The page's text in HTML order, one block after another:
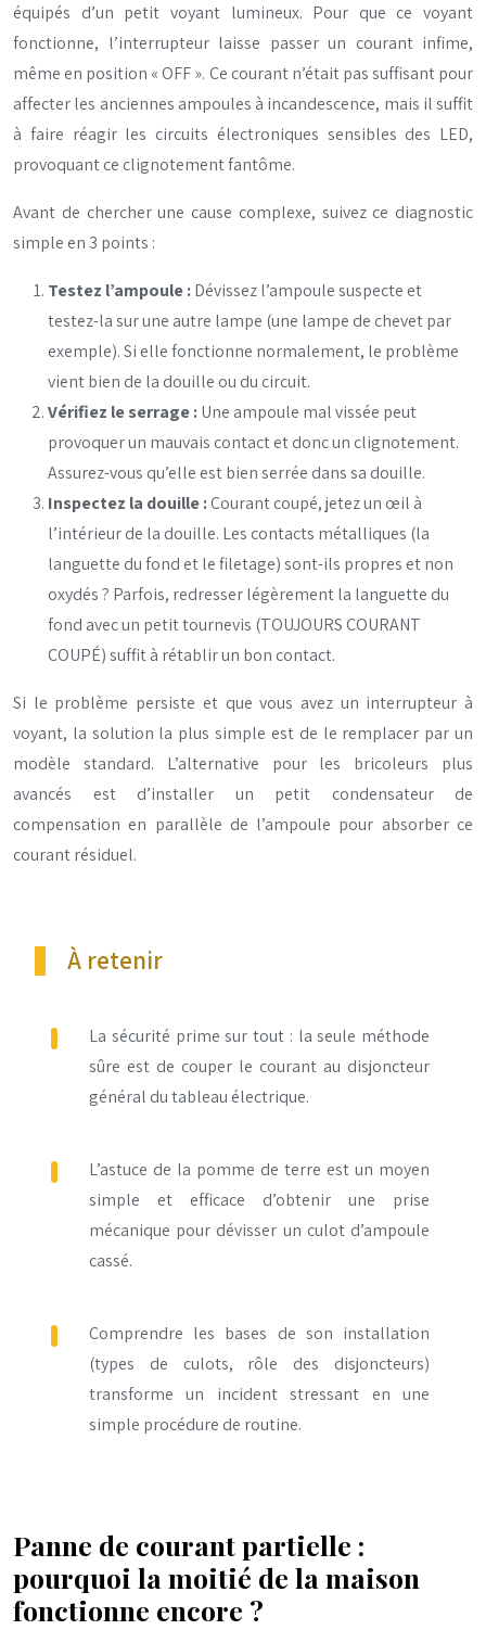
équipés d’un petit voyant lumineux. Pour que ce voyant
fonctionne, l’interrupteur laisse passer un courant infime,
même en position « OFF ». Ce courant n’était pas suffisant pour
affecter les anciennes ampoules à incandescence, mais il suffit
à faire réagir les circuits électroniques sensibles des LED,
provoquant ce clignotement fantôme.
Avant de chercher une cause complexe, suivez ce diagnostic
simple en 3 points :
Testez l’ampoule :Dévissez l’ampoule suspecte et
testez-la sur une autre lampe (une lampe de chevet par
exemple). Si elle fonctionne normalement, le problème
vient bien de la douille ou du circuit.
Vérifiez le serrage :Une ampoule mal vissée peut
provoquer un mauvais contact et donc un clignotement.
Assurez-vous qu’elle est bien serrée dans sa douille.
Inspectez la douille :Courant coupé, jetez un œil à
l’intérieur de la douille. Les contacts métalliques (la
languette du fond et le filetage) sont-ils propres et non
oxydés ? Parfois, redresser légèrement la languette du
fond avec un petit tournevis (TOUJOURS COURANT
COUPÉ) suffit à rétablir un bon contact.
Si le problème persiste et que vous avez un interrupteur à
voyant, la solution la plus simple est de le remplacer par un
modèle standard. L’alternative pour les bricoleurs plus
avancés est d’installer un petit condensateur de
compensation en parallèle de l’ampoule pour absorber ce
courant résiduel.
À retenir
La sécurité prime sur tout : la seule méthode
sûre est de couper le courant au disjoncteur
général du tableau électrique.
L’astuce de la pomme de terre est un moyen
simple et efficace d’obtenir une prise
mécanique pour dévisser un culot d’ampoule
cassé.
Comprendre les bases de son installation
(types de culots, rôle des disjoncteurs)
transforme un incident stressant en une
simple procédure de routine.
Panne de courant partielle :
pourquoi la moitié de la maison
fonctionne encore ?